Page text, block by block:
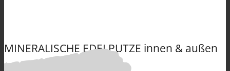
MINERALISCHE EDELPUTZE innen & außen